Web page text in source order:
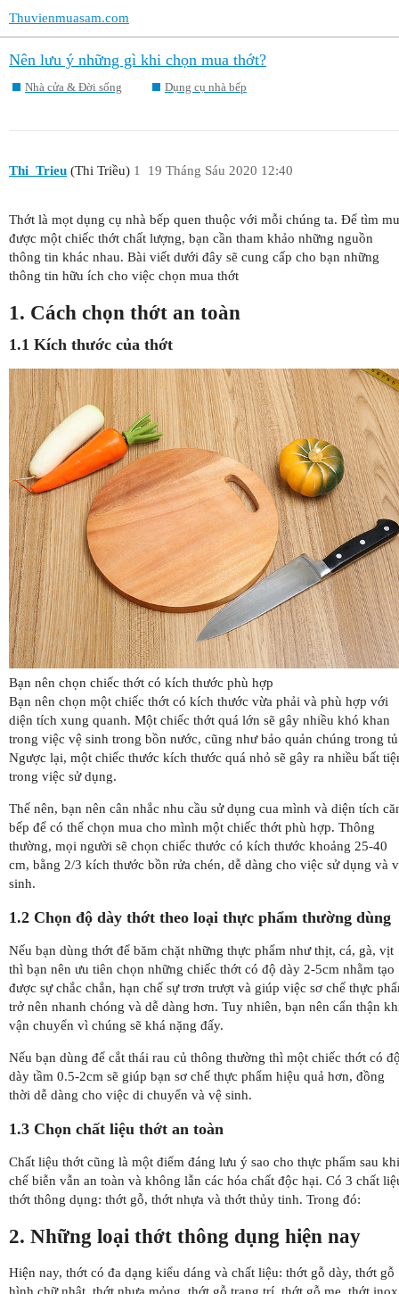
Thuvienmuasam.com
Nên lưu ý những gì khi chọn mua thớt?
Nhà cửa & Đời sống Dụng cụ nhà bếp
Thi_Trieu (Thi Triều) 19 Tháng Sáu 2020 12:40
1
Thớt là mọt dụng cụ nhà bếp quen thuộc với mỗi chúng ta. Để tìm
được một chiếc thớt chất lượng, bạn cần tham khảo những nguồn
thông tin khác nhau. Bài viết dưới đây sẽ cung cấp cho bạn những
thông tin hữu ích cho việc chọn mua thớt
1. Cách chọn thớt an toàn
1.1 Kích thước của thớt
Bạn nên chọn chiếc thớt có kích thước phù hợp
Bạn nên chọn một chiếc thớt có kích thước vừa phải và phù hợp với
diện tích xung quanh. Một chiếc thớt quá lớn sẽ gây nhiều khó khan
trong việc vệ sinh trong bồn nước, cũng như bảo quản chúng trong
Ngược lại, một chiếc thước kích thước quá nhỏ sẽ gây ra nhiều bất
trong việc sử dụng.
Thế nên, bạn nên cân nhắc nhu cầu sử dụng cua mình và diện tích
bếp để có thể chọn mua cho mình một chiếc thớt phù hợp. Thông
thường, mọi người sẽ chọn chiếc thước có kích thước khoảng 25-40
cm, bằng 2/3 kích thước bồn rửa chén, dễ dàng cho việc sử dụng và
sinh.
1.2 Chọn độ dày thớt theo loại thực phẩm thường dùng
Nếu bạn dùng thớt để băm chặt những thực phẩm như thịt, cá, gà, vịt
thì bạn nên ưu tiên chọn những chiếc thớt có độ dày 2-5cm nhằm tạo
được sự chắc chắn, hạn chế sự trơn trượt và giúp việc sơ chế thực
trở nên nhanh chóng và dễ dàng hơn. Tuy nhiên, bạn nên cẩn thận
vận chuyển vì chúng sẽ khá nặng đấy.
Nếu bạn dùng để cắt thái rau củ thông thường thì một chiếc thớt có
dày tầm 0.5-2cm sẽ giúp bạn sơ chế thực phẩm hiệu quả hơn, đồng
thời dễ dàng cho việc di chuyển và vệ sinh.
1.3 Chọn chất liệu thớt an toàn
Chất liệu thớt cũng là một điểm đáng lưu ý sao cho thực phẩm sau khi
chế biễn vẫn an toàn và không lẫn các hóa chất độc hại. Có 3 chất
thớt thông dụng: thớt gỗ, thớt nhựa và thớt thủy tinh. Trong đó:
2. Những loại thớt thông dụng hiện nay
Hiện nay, thớt có đa dạng kiểu dáng và chất liệu: thớt gỗ dày, thớt gỗ